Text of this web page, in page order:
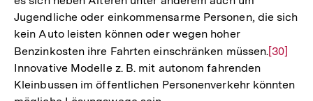
Fußnote
die Ausdünnung von Infrastruktureinrichtungen durch
vermehrte Mobilität zu kompensieren. Dabei handelt
es sich neben Älteren unter anderem auch um
Jugendliche oder einkommensarme Personen, die sich
kein Auto leisten können oder wegen hoher
Benzinkosten ihre Fahrten einschränken müssen.Zur
[30]